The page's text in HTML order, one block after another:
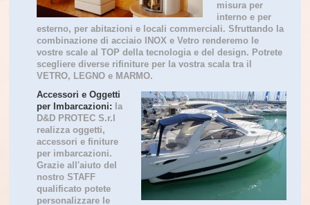
misura per
interno e per
esterno, per abitazioni e locali commerciali. Sfruttando la
combinazione di acciaio INOX e Vetro renderemo le
vostre scale al TOP della tecnologia e del design. Potrete
scegliere diverse rifiniture per la vostra scala tra il
VETRO, LEGNO e MARMO.
Accessori e Oggetti
per Imbarcazioni: la
D&D PROTEC S.r.l
realizza oggetti,
accessori e finiture
per imbarcazioni.
Grazie all'aiuto del
nostro STAFF
qualificato potete
personalizzare le